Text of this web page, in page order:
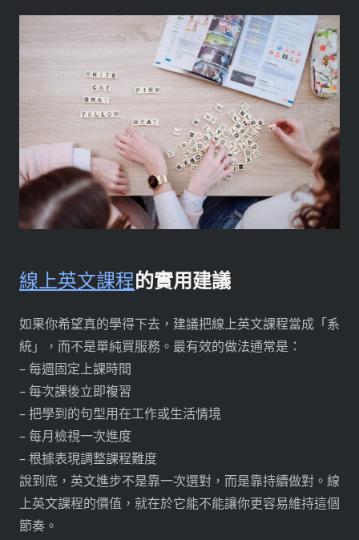
線上英文課程的實用建議
如果你希望真的學得下去，建議把線上英文課程當成「系
統」，而不是單純買服務。最有效的做法通常是：
– 每週固定上課時間
– 每次課後立即複習
– 把學到的句型用在工作或生活情境
– 每月檢視一次進度
– 根據表現調整課程難度
說到底，英文進步不是靠一次選對，而是靠持續做對。線
上英文課程的價值，就在於它能不能讓你更容易維持這個
節奏。